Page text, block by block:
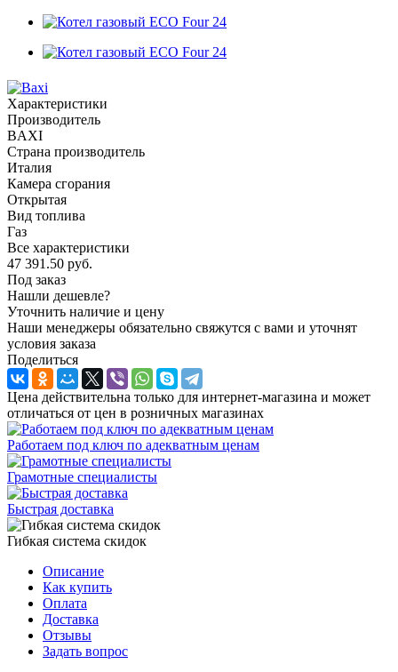
Характеристики
Производитель
BAXI
Страна производитель
Италия
Камера сгорания
Открытая
Вид топлива
Газ
Все характеристики
47 391.50 руб.
Под заказ
Нашли дешевле?
Уточнить наличие и цену
Наши менеджеры обязательно свяжутся с вами и уточнят
условия заказа
Поделиться
Цена действительна только для интернет-магазина и может
отличаться от цен в розничных магазинах
Работаем под ключ по адекватным ценам
Грамотные специалисты
Быстрая доставка
Гибкая система скидок
Описание
Как купить
Оплата
Доставка
Отзывы
Задать вопрос